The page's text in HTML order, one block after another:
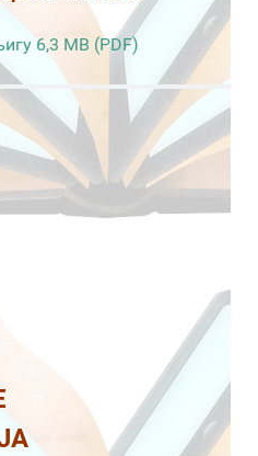
6,3 MB (PDF)